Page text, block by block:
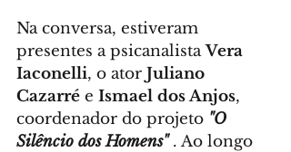
Na conversa, estiveram
presentes a psicanalista Vera
Iaconelli, o ator Juliano
Cazarré e Ismael dos Anjos,
coordenador do projeto "O
Silêncio dos Homens" . Ao longo